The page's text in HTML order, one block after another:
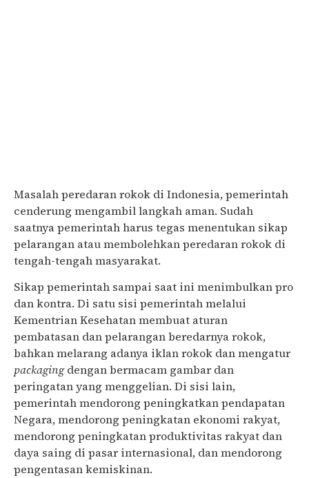
Masalah peredaran rokok di Indonesia, pemerintah
cenderung mengambil langkah aman. Sudah
saatnya pemerintah harus tegas menentukan sikap
pelarangan atau membolehkan peredaran rokok di
tengah-tengah masyarakat.
Sikap pemerintah sampai saat ini menimbulkan pro
dan kontra. Di satu sisi pemerintah melalui
Kementrian Kesehatan membuat aturan
pembatasan dan pelarangan beredarnya rokok,
bahkan melarang adanya iklan rokok dan mengatur
packagingdengan bermacam gambar dan
peringatan yang menggelian. Di sisi lain,
pemerintah mendorong peningkatkan pendapatan
Negara, mendorong peningkatan ekonomi rakyat,
mendorong peningkatan produktivitas rakyat dan
daya saing di pasar internasional, dan mendorong
pengentasan kemiskinan.